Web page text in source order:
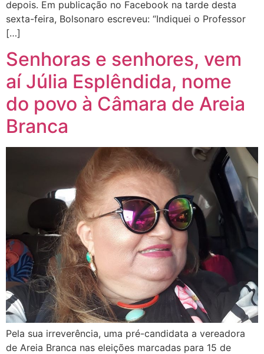
depois. Em publicação no Facebook na tarde desta
sexta-feira, Bolsonaro escreveu: “Indiquei o Professor
[…]
Senhoras e senhores, vem
aí Júlia Esplêndida, nome
do povo à Câmara de Areia
Branca
Pela sua irreverência, uma pré-candidata a vereadora
de Areia Branca nas eleições marcadas para 15 de